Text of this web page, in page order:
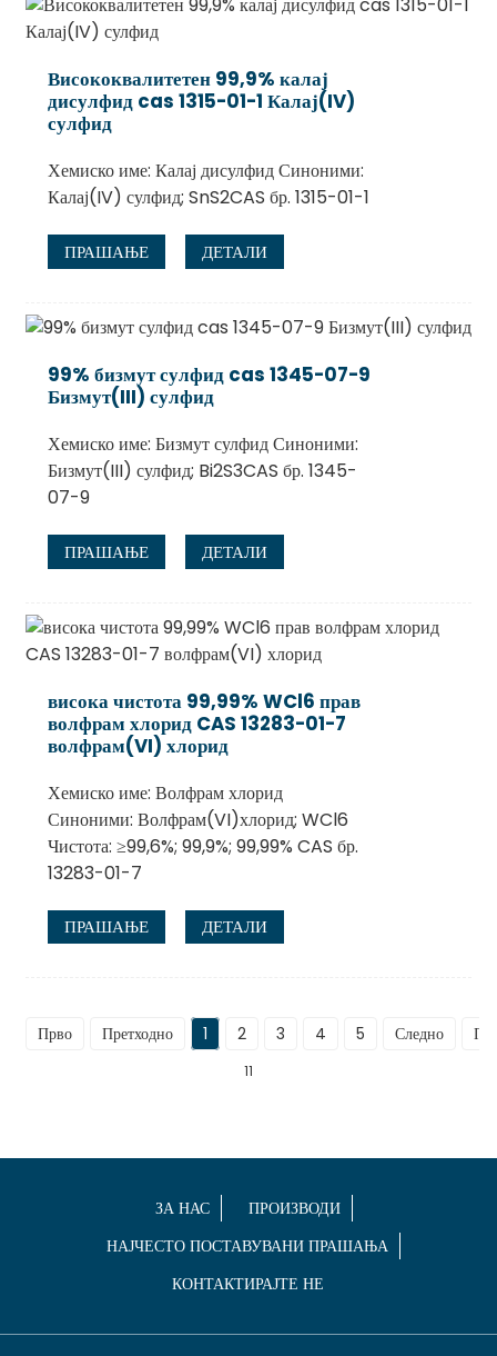
Висококвалитетен 99,9% калај
дисулфид cas 1315-01-1 Калај(IV)
сулфид
Хемиско име: Калај дисулфид Синоними:
Калај(IV) сулфид; SnS2CAS бр. 1315-01-1
ПРАШАЊЕ ДЕТАЛИ
99% бизмут сулфид cas 1345-07-9
Бизмут(III) сулфид
Хемиско име: Бизмут сулфид Синоними:
Бизмут(III) сулфид; Bi2S3CAS бр. 1345-
07-9
ПРАШАЊЕ ДЕТАЛИ
висока чистота 99,99% WCl6 прав
волфрам хлорид CAS 13283-01-7
волфрам(VI) хлорид
Хемиско име: Волфрам хлорид
Синоними: Волфрам(VI)хлорид; WCl6
Чистота: ≥99,6%; 99,9%; 99,99% CAS бр.
13283-01-7
ПРАШАЊЕ ДЕТАЛИ
Прво Претходно 1 2 3 4 5 Следно
11
ЗА НАС
ПРОИЗВОДИ
НАЈЧЕСТО ПОСТАВУВАНИ ПРАШАЊА
КОНТАКТИРАЈТЕ НЕ